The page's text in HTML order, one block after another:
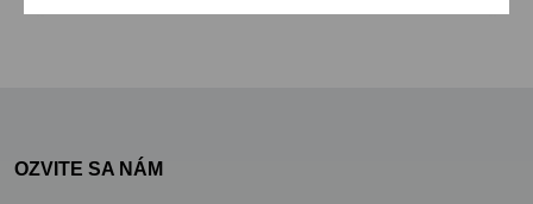
OZVITE SA NÁM